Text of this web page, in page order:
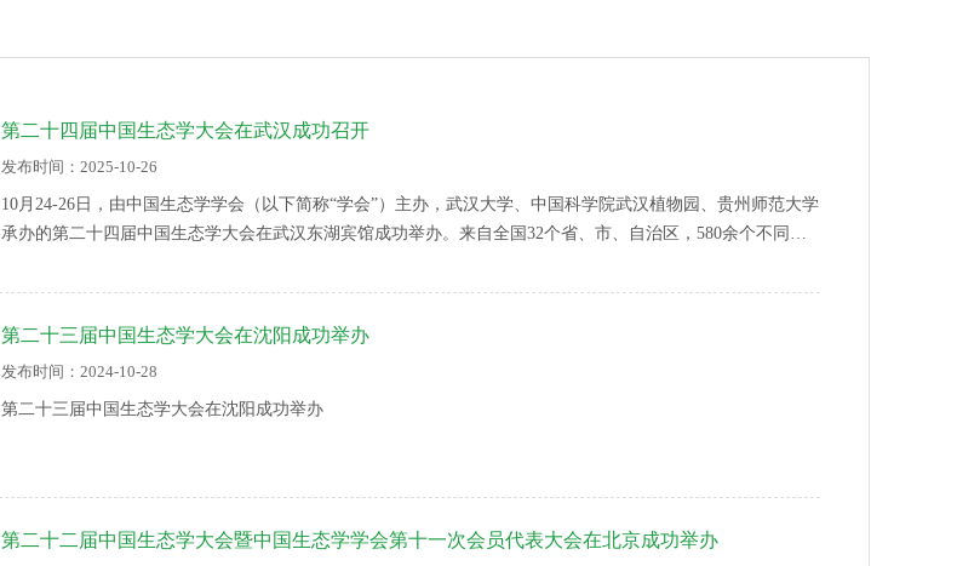
第二十四届中国生态学大会在武汉成功召开
发布时间：2025-10-26
10月24-26日，由中国生态学学会（以下简称“学会”）主办，武汉大学、中国科学院武汉植物园、贵州师范大学
承办的第二十四届中国生态学大会在武汉东湖宾馆成功举办。来自全国32个省、市、自治区，580余个不同单
院士刘丛强，学会理事长、
第二十三届中国生态学大会在沈阳成功举办
发布时间：2024-10-28
第二十三届中国生态学大会在沈阳成功举办
第二十二届中国生态学大会暨中国生态学学会第十一次会员代表大会在北京成功举办